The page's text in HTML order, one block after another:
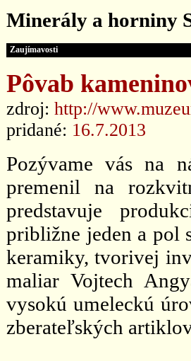
Minerály a horniny
Zaujímavosti
Pôvab
zdroj: http://
pridané: 16.7.2013
Pozývame vás na
premenil na
predstavuje
približne jeden a pol
keramiky, tvorivej
maliar Vojtech
vysokú umeleckú
zberateľských